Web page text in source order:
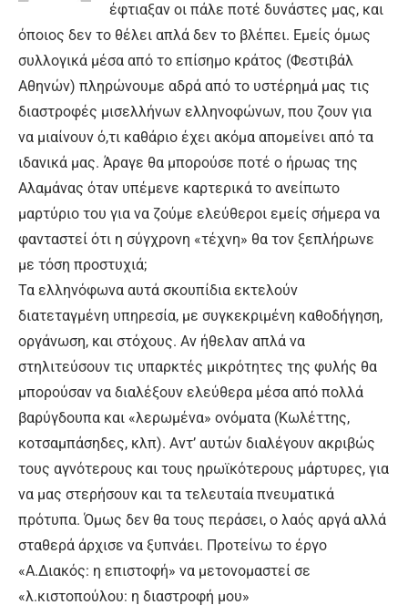
έφτιαξαν οι πάλε ποτέ δυνάστες μας, και
όποιος δεν το θέλει απλά δεν το βλέπει. Εμείς όμως
συλλογικά μέσα από το επίσημο κράτος (Φεστιβάλ
Αθηνών) πληρώνουμε αδρά από το υστέρημά μας τις
διαστροφές μισελλήνων ελληνοφώνων, που ζουν για
να μιαίνουν ό,τι καθάριο έχει ακόμα απομείνει από τα
ιδανικά μας. Άραγε θα μπορούσε ποτέ ο ήρωας της
Αλαμάνας όταν υπέμενε καρτερικά το ανείπωτο
μαρτύριο του για να ζούμε ελεύθεροι εμείς σήμερα να
φανταστεί ότι η σύγχρονη «τέχνη» θα τον ξεπλήρωνε
με τόση προστυχιά;
Τα ελληνόφωνα αυτά σκουπίδια εκτελούν
διατεταγμένη υπηρεσία, με συγκεκριμένη καθοδήγηση,
οργάνωση, και στόχους. Αν ήθελαν απλά να
στηλιτεύσουν τις υπαρκτές μικρότητες της φυλής θα
μπορούσαν να διαλέξουν ελεύθερα μέσα από πολλά
βαρύγδουπα και «λερωμένα» ονόματα (Κωλέττης,
κοτσαμπάσηδες, κλπ). Αντ’ αυτών διαλέγουν ακριβώς
τους αγνότερους και τους ηρωϊκότερους μάρτυρες, για
να μας στερήσουν και τα τελευταία πνευματικά
πρότυπα. Όμως δεν θα τους περάσει, ο λαός αργά αλλά
σταθερά άρχισε να ξυπνάει. Προτείνω το έργο
«Α.Διακός: η επιστοφή» να μετονομαστεί σε
«λ.κιστοπούλου: η διαστροφή μου»